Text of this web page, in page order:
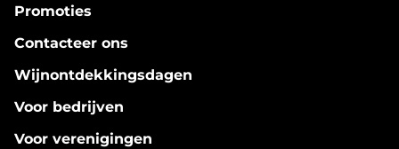
Promoties
Contacteer ons
Wijnontdekkingsdagen
Voor bedrijven
Voor verenigingen